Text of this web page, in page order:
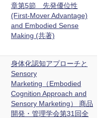
章第5節 先発優位性
(First-Mover Advantage)
and Embodied Sense
Making (共著)
身体化認知アプローチと
Sensory
Marketing（Embodied
Cognition Approach and
Sensory Marketing） 商品
開発・管理学会第31回全